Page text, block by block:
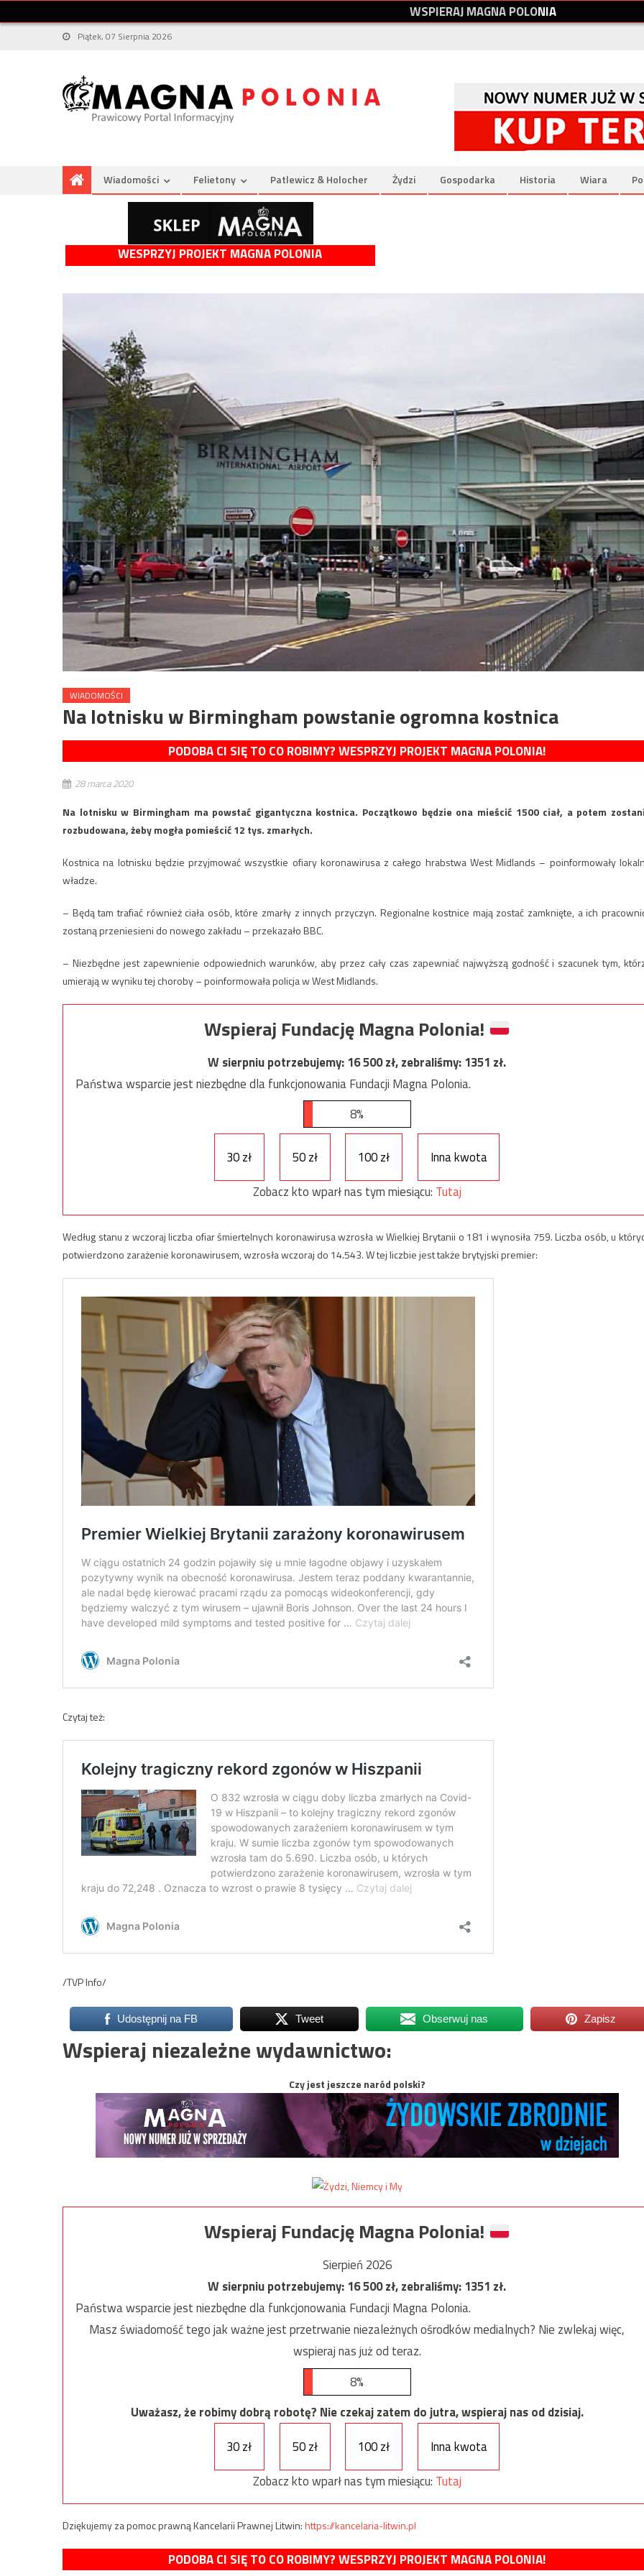
WSPIERAJMAGNAPOLONIA
Piątek, 07 Sierpnia 2026
Wiadomości Felietony Patlewicz & Holocher Żydzi Gospodarka Historia Wiara
WESPRZYJ PROJEKT MAGNA POLONIA
WIADOMOŚCI
Na lotnisku w Birmingham powstanie ogromna kostnica
PODOBA CI SIĘ TO CO ROBIMY? WESPRZYJ PROJEKT MAGNA POLONIA!
28 marca 2020
Na lotnisku w Birmingham ma powstać gigantyczna kostnica. Początkowo będzie ona mieścić 1500 ciał, a potem
rozbudowana, żeby mogła pomieścić 12 tys. zmarłych.
Kostnica na lotnisku będzie przyjmować wszystkie ofiary koronawirusa z całego hrabstwa West Midlands – poinformowały
władze.
– Będą tam trafiać również ciała osób, które zmarły z innych przyczyn. Regionalne kostnice mają zostać zamknięte, a ich
zostaną przeniesieni do nowego zakładu – przekazało BBC.
– Niezbędne jest zapewnienie odpowiednich warunków, aby przez cały czas zapewniać najwyższą godność i szacunek tym,
umierają w wyniku tej choroby – poinformowała policja w West Midlands.
Wspieraj Fundację Magna Polonia!
W sierpniu potrzebujemy:16 500zł, zebraliśmy:1351 zł.
Państwa wsparcie jest niezbędne dla funkcjonowania Fundacji Magna Polonia.
8%
30 zł 50 zł 100 zł
Inna kwota
Zobacz kto wparł nas tym miesiącu: Tutaj
Według stanu z wczoraj liczba ofiar śmiertelnych koronawirusa wzrosła w Wielkiej Brytanii o 181 i wynosiła 759. Liczba osób, u
potwierdzono zarażenie koronawirusem, wzrosła wczoraj do 14.543. W tej liczbie jest także brytyjski premier:
Czytaj też:
/TVP Info/
Udostępnij na FB Tweet Obserwuj nas Zapisz
Wspieraj niezależne wydawnictwo:
Czy jest jeszcze naród polski?
Wspieraj Fundację Magna Polonia!
Sierpień 2026
W sierpniu potrzebujemy:16 500zł, zebraliśmy:1351 zł.
Państwa wsparcie jest niezbędne dla funkcjonowania Fundacji Magna Polonia.
Masz świadomość tego jak ważne jest przetrwanie niezależnych ośrodków medialnych? Nie zwlekaj więc,
wspieraj nas już od teraz.
8%
Uważasz, że robimy dobrą robotę? Nie czekaj zatem do jutra, wspieraj nas od dzisiaj.
30 zł
50 zł 100 zł
Inna kwota
Zobacz kto wparł nas tym miesiącu: Tutaj
Dziękujemy za pomoc prawną Kancelarii Prawnej Litwin:https://kancelaria-litwin.pl
PODOBA CI SIĘ TO CO ROBIMY? WESPRZYJ PROJEKT MAGNA POLONIA!